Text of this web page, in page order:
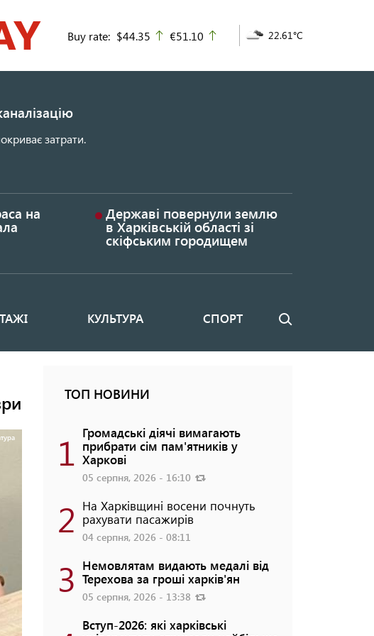
Buy rate: $44.35 up
€51.10 22.61°C
затрати.
на Державі повернули землю
в Харківській області зі
скіфським городищем
КУЛЬТУРА СПОРТ Пошук
ТОП НОВИНИ
1 Громадські діячі вимагають
прибрати сім пам'ятників у
Харкові
05 серпня, 2026 - 16:10
2 На Харківщині восени почнуть
рахувати пасажирів
04 серпня, 2026 - 08:11
3 Немовлятам видають медалі від
Терехова за гроші харків'ян
05 серпня, 2026 - 13:38
Вступ-2026: які харківські